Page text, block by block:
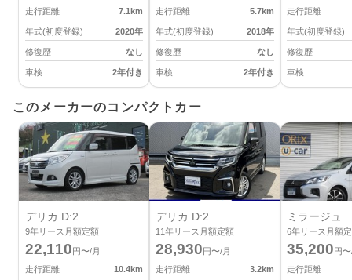
走行距離
7.1km
年式(初度登録) 2020年
修復歴 なし
車検 2年付き
走行距離
5.7km
年式(初度登録) 2018年
修復歴 なし
車検 2年付き
走行距離
年式(初度登録)
修復歴
車検
このメーカーのコンパクトカー
デリカ D:2
9年リース月額定額
22,110円〜/月
走行距離
10.4km
デリカ D:2
11年リース月額定額
28,930円〜/月
走行距離
3.2km
ミラージュ
6年リース月額
35,200円
走行距離